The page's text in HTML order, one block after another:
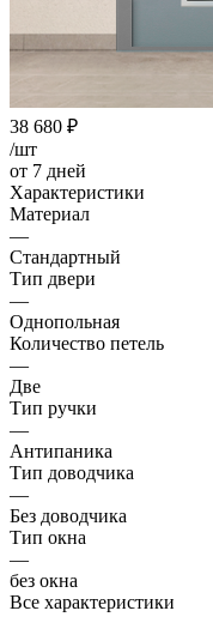
38 680 ₽
/шт
от 7 дней
Характеристики
Материал
—
Стандартный
Тип двери
—
Однопольная
Количество петель
—
Две
Тип ручки
—
Антипаника
Тип доводчика
—
Без доводчика
Тип окна
—
без окна
Все характеристики